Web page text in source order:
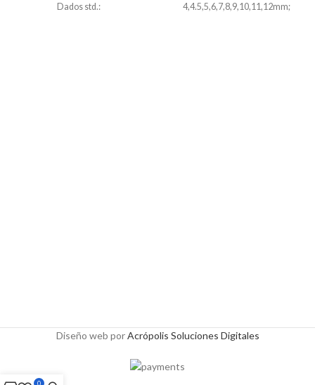
Dados std.:
4,4.5,5,6,7,8,9,10,11,12mm;
Diseño web porAcrópolis Soluciones Digitales
0